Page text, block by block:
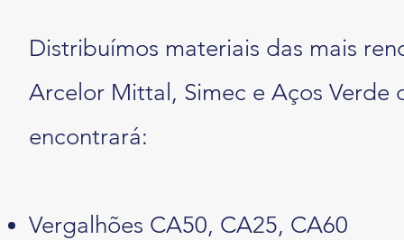
Distribuímos materiais das mais
Arcelor Mittal, Simec e Aços Verde
encontrará:
Vergalhões CA50, CA25, CA60